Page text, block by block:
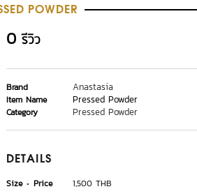
POWDER
0 รีวิว
Brand Anastasia
Item Name Pressed Powder
Category Pressed Powder
DETAILS
Size Price
1,500 THB